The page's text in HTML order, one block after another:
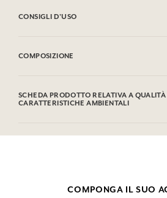
CONSIGLI D'USO
COMPOSIZIONE
Limonene, Benzyl Benzoate, Coumarin,
Ionone, Geraniol, Benzyl Cinnamate,
SCHEDA PRODOTTO RELATIVA A QUALITÀ
CARATTERISTICHE AMBIENTALI
Si prega di consultare le qualità o le
COMPONGA IL SUO